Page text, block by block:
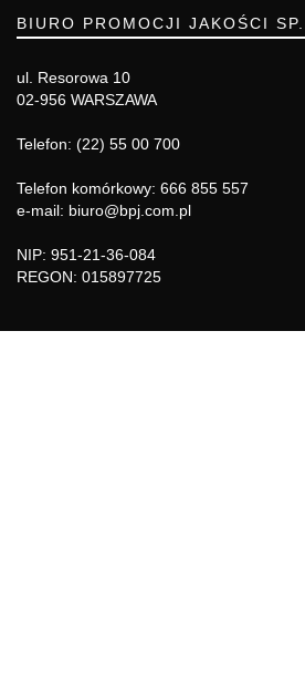
BIURO PROMOCJI JAKOŚCI
ul. Resorowa 10
02-956 WARSZAWA
Telefon: (22) 55 00 700
Telefon komórkowy: 666 855 557
e-mail: biuro@bpj.com.pl
NIP: 951-21-36-084
REGON: 015897725